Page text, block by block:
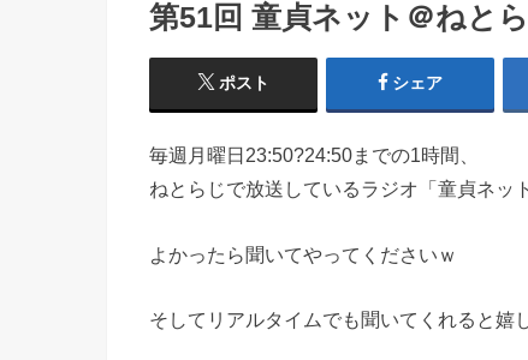
第51回 童貞ネット＠ねと
ポスト シェア
毎週月曜日23:50?24:50までの1時間、
ねとらじで放送しているラジオ「童貞ネッ
よかったら聞いてやってくださいｗ
そしてリアルタイムでも聞いてくれると嬉